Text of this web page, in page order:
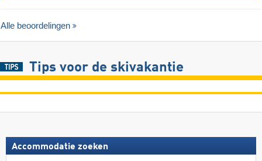
Alle beoordelingen
Tips voor de skivakantie
Accommodatie zoeken